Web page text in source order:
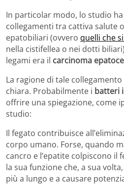
In particolar modo, lo studio
collegamenti tra cattiva salute
epatobiliari (ovvero quelli che
nella cistifellea o nei dotti
legami era il carcinoma
La ragione di tale
chiara. Probabilmente i batteri
offrire una spiegazione, come
studio:
Il fegato contribuisce
corpo umano. Forse, quando
cancro e l’epatite colpiscono
la sua funzione che, a sua
più a lungo e a causare